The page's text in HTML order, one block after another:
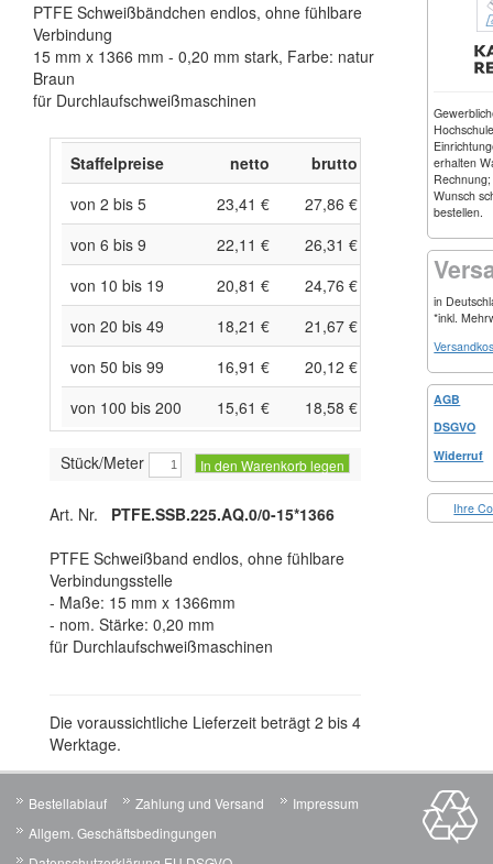
PTFE Schweißbändchen endlos, ohne fühlbare
Verbindung
15 mm x 1366 mm - 0,20 mm stark, Farbe: natur
Braun
für Durchlaufschweißmaschinen
Staffelpreise netto
brutto
von 2 bis 5
23,41 €
27,86 €
von 6 bis 9
22,11 €
26,31 €
von 10 bis 19
20,81 €
24,76 €
von 20 bis 49
18,21 €
21,67 €
von 50 bis 99
16,91 €
20,12 €
von 100 bis 200
15,61 € 18,58 €
Stück/Meter In den Warenkorb legen
Art. Nr. PTFE.SSB.225.AQ.0/0-15*1366
PTFE Schweißband endlos, ohne fühlbare
Verbindungsstelle
- Maße: 15 mm x 1366mm
- nom. Stärke: 0,20 mm
für Durchlaufschweißmaschinen
Die voraussichtliche Lieferzeit beträgt 2 bis 4
Werktage.
erhalten
Wunsch
bestellen.
in
*inkl.
AGB
DSGVO
Widerruf
Ihre
Bestellablauf Zahlung und Versand
Impressum
Allgem. Geschäftsbedingungen